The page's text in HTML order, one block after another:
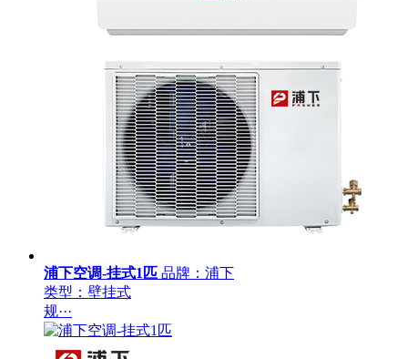
浦下空调-挂式1匹 品牌：浦下
类型：壁挂式
规···